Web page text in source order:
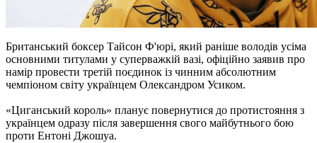
Британський боксер Тайсон Ф'юрі, який раніше володів усіма
основними титулами у суперважкій вазі, офіційно заявив про
намір провести третій поєдинок із чинним абсолютним
чемпіоном світу українцем Олександром Усиком.
«Циганський король» планує повернутися до протистояння з
українцем одразу після завершення свого майбутнього бою
проти Ентоні Джошуа.